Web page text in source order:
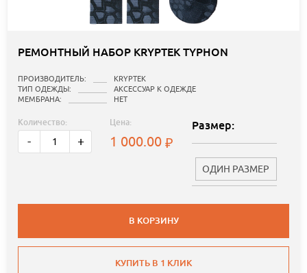
РЕМОНТНЫЙ НАБОР KRYPTEK TYPHON
ПРОИЗВОДИТЕЛЬ:
KRYPTEK
ТИП ОДЕЖДЫ:
АКСЕССУАР К ОДЕЖДЕ
МЕМБРАНА:
НЕТ
Количество:
- +
Цена:
1 000.00
Размер:
ОДИН РАЗМЕР
В КОРЗИНУ
КУПИТЬ В 1 КЛИК